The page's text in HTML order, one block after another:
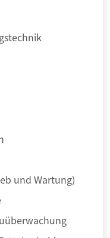
und Wartung)